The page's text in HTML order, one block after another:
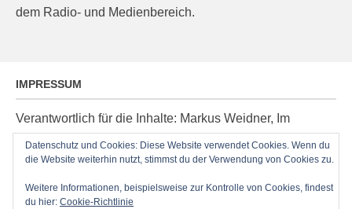
dem Radio- und Medienbereich.
IMPRESSUM
Verantwortlich für die Inhalte: Markus Weidner, Im
Ziegelacker 20, D-63599 Biebergemünd, E-Mail:
post@radioblog.eu
Technik und Administration: Thomas Michel
Datenschutz und Cookies: Diese Website verwendet Cookies. Wenn du
die Website weiterhin nutzt, stimmst du der Verwendung von Cookies zu.
Weitere Informationen, beispielsweise zur Kontrolle von Cookies, findest
du hier: Cookie-Richtlinie